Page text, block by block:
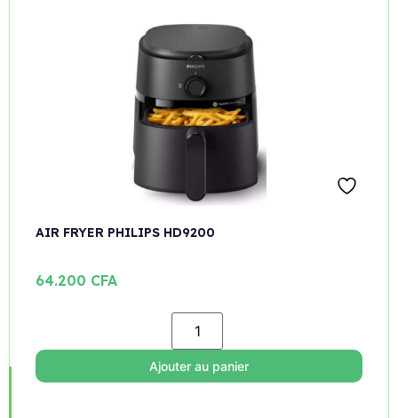
AIR FRYER PHILIPS HD9200
64.200 CFA
Ajouter au panier